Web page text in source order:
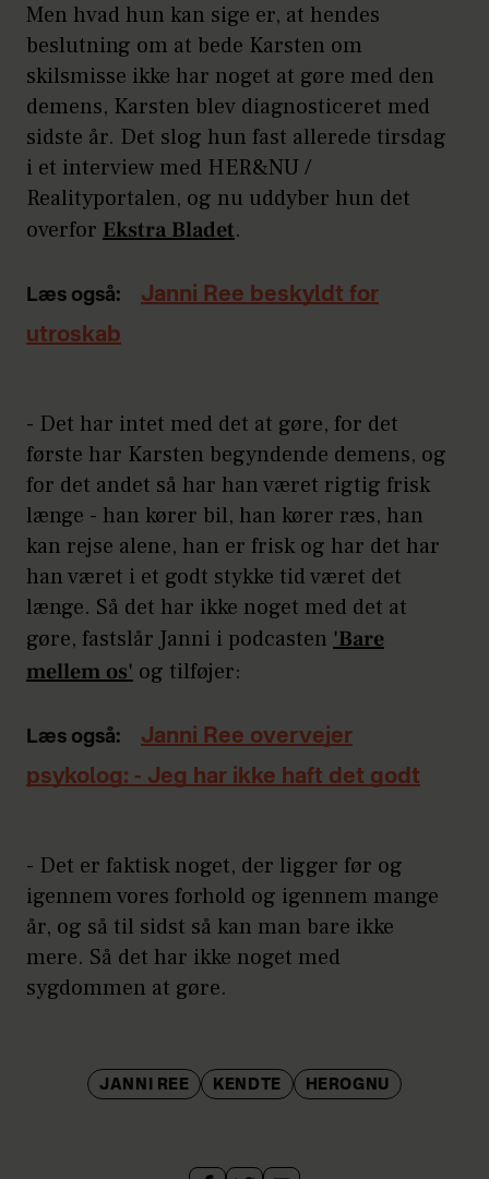
Men hvad hun kan sige er, at hendes
beslutning om at bede Karsten om
skilsmisse ikke har noget at gøre med den
demens, Karsten blev diagnosticeret med
sidste år. Det slog hun fast allerede tirsdag
i et interview med HER&NU /
Realityportalen, og nu uddyber hun det
overfor Ekstra Bladet.
Læs også:
Janni Ree beskyldt for
utroskab
- Det har intet med det at gøre, for det
første har Karsten begyndende demens, og
for det andet så har han været rigtig frisk
længe - han kører bil, han kører ræs, han
kan rejse alene, han er frisk og har det har
han været i et godt stykke tid været det
længe. Så det har ikke noget med det at
gøre, fastslår Janni i podcasten 'Bare
mellem os' og tilføjer:
Læs også:
Janni Ree overvejer
psykolog: - Jeg har ikke haft det godt
- Det er faktisk noget, der ligger før og
igennem vores forhold og igennem mange
år, og så til sidst så kan man bare ikke
mere. Så det har ikke noget med
sygdommen at gøre.
JANNI REE KENDTE HEROGNU